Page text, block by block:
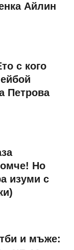
Айлин
с кого
Петрова
Но
изуми с
и мъже: